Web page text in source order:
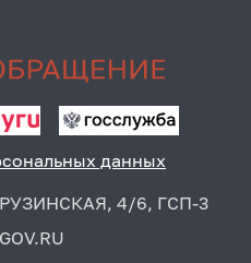
данных
4/6, ГСП-3